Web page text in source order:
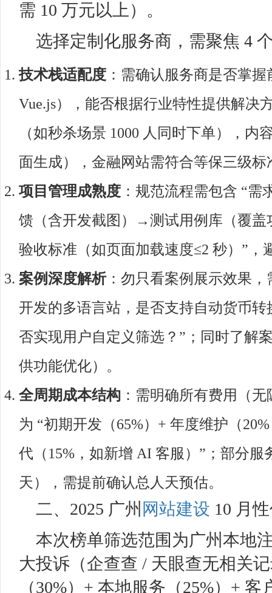
需 10 万元以上）。
选择定制化服务商，需聚焦 4
技术栈适配度 ：需确认服务商是否掌
Vue.js），能否根据行业特性提供解
（如秒杀场景 1000 人同时下单），内
面生成），金融网站需符合等保三级标
项目管理成熟度 ：规范流程需包含 “
馈（含开发截图）→测试用例库（覆
验收标准（如页面加载速度≤2 秒）”，
案例深度解析：勿只看案例展示效果
开发的多语言站，是否支持自动货币
否实现用户自定义筛选？”；同时了解
供功能优化）。
全周期成本结构 ：需明确所有费用（
为 “初期开发（65%）+ 年度维护（
代（15%，如新增 AI 客服）”；部分服
天），需提前确认总人天预估。
二、2025 广州 网站建设 10 月
本次榜单筛选范围为广州本地
大投诉（企查查 / 天眼查无相关
（30%）+ 本地服务（25%）+